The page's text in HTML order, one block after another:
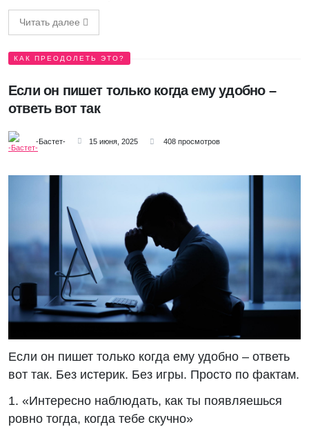
Читать далее
КАК ПРЕОДОЛЕТЬ ЭТО?
Если он пишет только когда ему удобно –
ответь вот так
-Бастет- 15 июня, 2025 408 просмотров
Если он пишет только когда ему удобно – ответь
вот так. Без истерик. Без игры. Просто по фактам.
1. «Интересно наблюдать, как ты появляешься
ровно тогда, когда тебе скучно»